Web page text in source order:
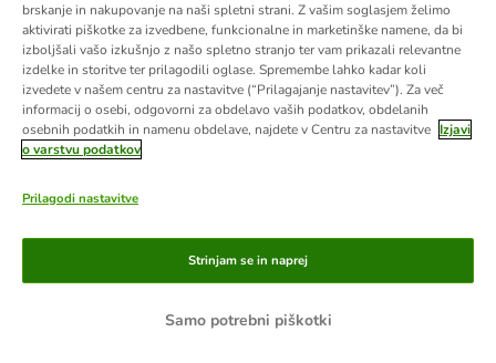
brskanje in nakupovanje na naši spletni strani. Z vašim soglasjem želimo
aktivirati piškotke za izvedbene, funkcionalne in marketinške namene, da bi
izboljšali vašo izkušnjo z našo spletno stranjo ter vam prikazali relevantne
izdelke in storitve ter prilagodili oglase. Spremembe lahko kadar koli
izvedete v našem centru za nastavitve (“Prilagajanje nastavitev”). Za več
informacij o osebi, odgovorni za obdelavo vaših podatkov, obdelanih
osebnih podatkih in namenu obdelave, najdete v Centru za nastavitve Izjavi
o varstvu podatkov
Prilagodi nastavitve
Samo potrebni piškotki
Strinjam se in naprej